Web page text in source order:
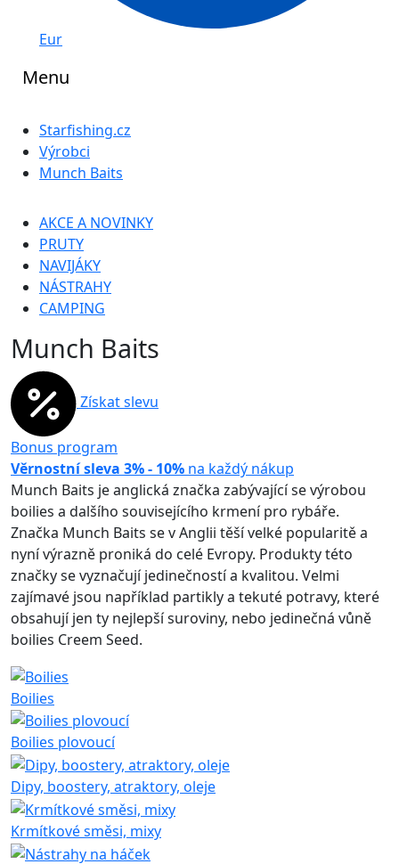
Eur
Menu
Starfishing.cz
Výrobci
Munch Baits
AKCE A NOVINKY
PRUTY
NAVIJÁKY
NÁSTRAHY
CAMPING
Munch Baits
Získat slevu
Bonus program
Věrnostní sleva 3% - 10% na každý nákup
Munch Baits je anglická značka zabývající se výrobou
boilies a dalšího souvisejícího krmení pro rybáře.
Značka Munch Baits se v Anglii těší velké popularitě a
nyní výrazně proniká do celé Evropy. Produkty této
značky se vyznačují jedinečností a kvalitou. Velmi
zajímavé jsou například partikly a tekuté potravy, které
obsahují jen ty nejlepší suroviny, nebo jedinečná vůně
boilies Creem Seed.
Boilies
Boilies plovoucí
Dipy, boostery, atraktory, oleje
Krmítkové směsi, mixy